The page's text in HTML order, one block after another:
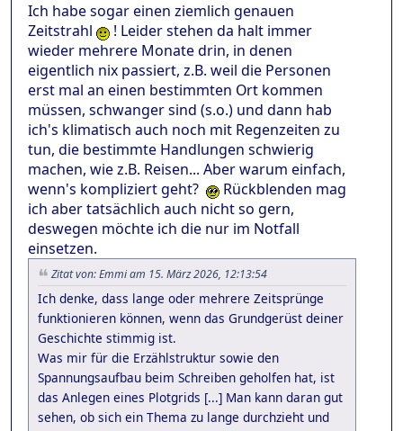
Ich habe sogar einen ziemlich genauen
Zeitstrahl
! Leider stehen da halt immer
wieder mehrere Monate drin, in denen
eigentlich nix passiert, z.B. weil die Personen
erst mal an einen bestimmten Ort kommen
müssen, schwanger sind (s.o.) und dann hab
ich's klimatisch auch noch mit Regenzeiten zu
tun, die bestimmte Handlungen schwierig
machen, wie z.B. Reisen... Aber warum einfach,
wenn's kompliziert geht?
Rückblenden mag
ich aber tatsächlich auch nicht so gern,
deswegen möchte ich die nur im Notfall
einsetzen.
Zitat von: Emmi am 15. März 2026, 12:13:54
Ich denke, dass lange oder mehrere Zeitsprünge
funktionieren können, wenn das Grundgerüst deiner
Geschichte stimmig ist.
Was mir für die Erzählstruktur sowie den
Spannungsaufbau beim Schreiben geholfen hat, ist
das Anlegen eines Plotgrids [...] Man kann daran gut
sehen, ob sich ein Thema zu lange durchzieht und